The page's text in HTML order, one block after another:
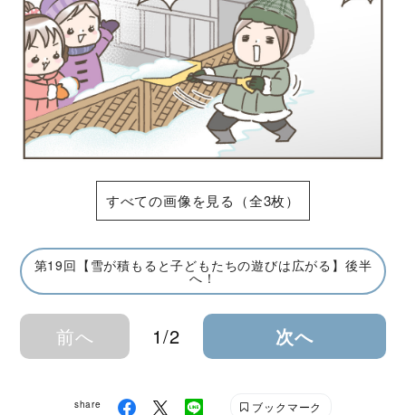
すべての画像を見る（全3枚）
第19回【雪が積もると子どもたちの遊びは広がる】後半
へ！
前へ 1/2 次へ
share ブックマーク